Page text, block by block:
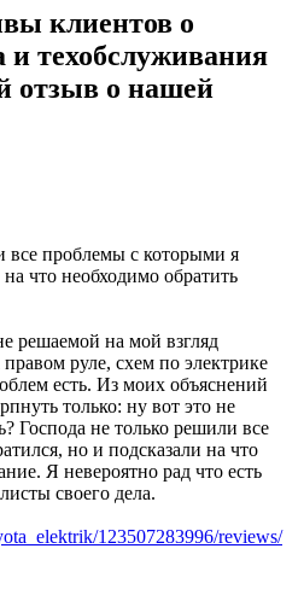
клиентов о
и техобслуживания
отзыв о нашей
все проблемы с которыми я
что необходимо обратить
решаемой на мой взгляд
руле, схем по электрике
есть. Из моих объяснений
только: ну вот это не
Господа не только решили все
но и подсказали на что
Я невероятно рад что есть
своего дела.
123507283996/reviews/